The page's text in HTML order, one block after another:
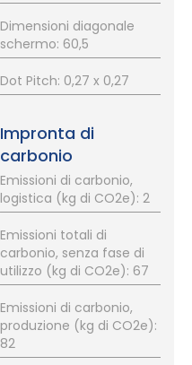
Dimensioni diagonale
schermo: 60,5
Dot Pitch: 0,27 x 0,27
Impronta di
carbonio
Emissioni di carbonio,
logistica (kg di CO2e): 2
Emissioni totali di
carbonio, senza fase di
utilizzo (kg di CO2e): 67
Emissioni di carbonio,
produzione (kg di CO2e):
82